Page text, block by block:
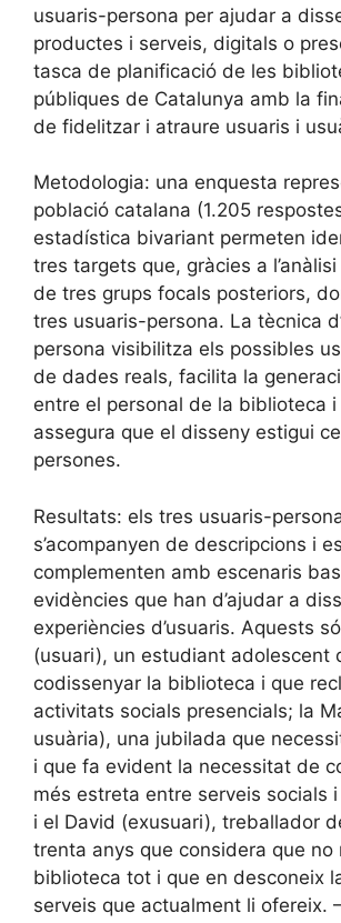
usuaris-persona per ajudar a
productes i serveis, digitals o
tasca de planificació de les
públiques de Catalunya amb la
de fidelitzar i atraure usuaris i
Metodologia: una enquesta
població catalana (1.205
estadística bivariant permeten
tres targets que, gràcies a
de tres grups focals posteriors,
tres usuaris-persona. La tècnica
persona visibilitza els possibles
de dades reals, facilita la
entre el personal de la biblioteca i
assegura que el disseny estigui
persones.
Resultats: els tres usuaris-
s’acompanyen de descripcions i es
complementen amb escenaris
evidències que han d’ajudar a
experiències d’usuaris. Aquests
(usuari), un estudiant adolescent
codissenyar la biblioteca i que
activitats socials presencials; la
usuària), una jubilada que
i que fa evident la necessitat de
més estreta entre serveis socials
i el David (exusuari), treballador
trenta anys que considera que no
biblioteca tot i que en desconeix
serveis que actualment li ofereix.